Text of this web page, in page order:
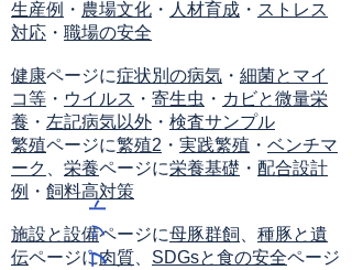
生産例 ・ 農場文化 ・ 人材育成 ・ ストレス
対応 ・ 職場の安全
健康ページに症状別の病気 ・ 細菌とマイ
コ等 ・ ウイルス ・ 寄生虫 ・ カビと微量栄
養 ・ 左記病気以外 ・ 検査サンプル
繁殖ページに繁殖2 ・ 実践繁殖 ・ ベンチマ
ーク
栄養ページに栄養基礎 ・ 配合設計
例 ・ 飼料高対策
施設と設備ページに母豚群飼
種豚と遺
伝ページに肉質 SDGsと食の安全ページ
ト
ッ
プ